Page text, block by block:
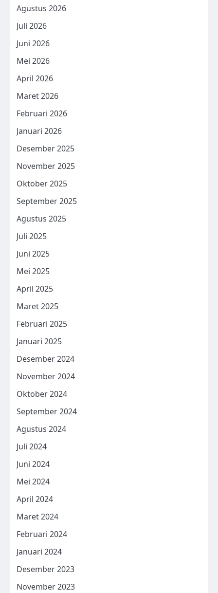
Agustus 2026
Juli 2026
Juni 2026
Mei 2026
April 2026
Maret 2026
Februari 2026
Januari 2026
Desember 2025
November 2025
Oktober 2025
September 2025
Agustus 2025
Juli 2025
Juni 2025
Mei 2025
April 2025
Maret 2025
Februari 2025
Januari 2025
Desember 2024
November 2024
Oktober 2024
September 2024
Agustus 2024
Juli 2024
Juni 2024
Mei 2024
April 2024
Maret 2024
Februari 2024
Januari 2024
Desember 2023
November 2023